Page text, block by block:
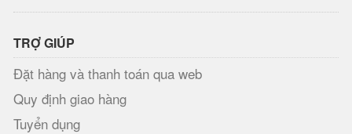
TRỢ GIÚP
Đặt hàng và thanh toán qua web
Quy định giao hàng
Tuyển dụng